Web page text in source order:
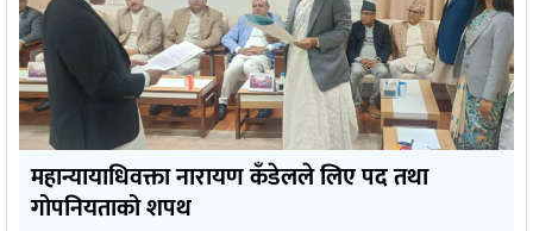
महान्यायाधिवक्ता नारायण कँडेलले लिए पद तथा
गोपनियताको शपथ